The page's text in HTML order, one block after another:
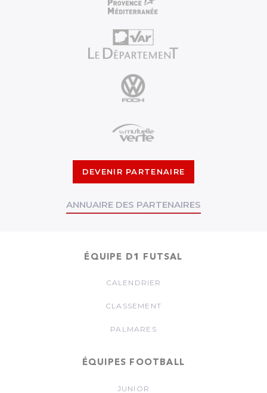
DEVENIR PARTENAIRE
ANNUAIRE DES PARTENAIRES
ÉQUIPE D1 FUTSAL
CALENDRIER
CLASSEMENT
PALMARES
ÉQUIPES FOOTBALL
JUNIOR